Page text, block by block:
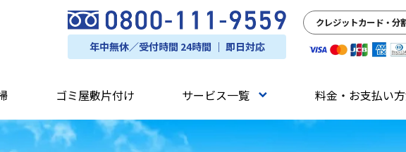
年中無休／受付時間 24時間 ｜ 即日対応
クレジットカード・分
ゴミ屋敷片付け サービス一覧 料金・お支払い